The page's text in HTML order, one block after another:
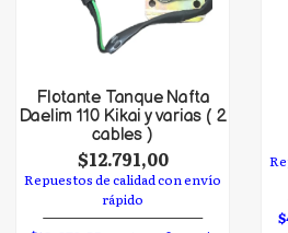
Flotante Tanque Nafta
Daelim 110 Kikai y varias ( 2
cables )
$12.791,00
Repuestos de calidad con envío
rápido